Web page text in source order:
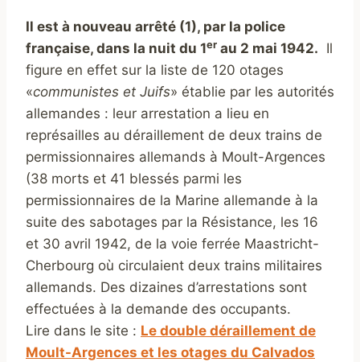
Il est à nouveau arrêté (1), par la police
française, dans la nuit du 1er au 2 mai 1942. Il
figure en effet sur la liste de 120 otages
«communistes et Juifs» établie par les autorités
allemandes : leur arrestation a lieu en
représailles au déraillement de deux trains de
permissionnaires allemands à Moult-Argences
(38 morts et 41 blessés parmi les
permissionnaires de la Marine allemande à la
suite des sabotages par la Résistance, les 16
et 30 avril 1942, de la voie ferrée Maastricht-
Cherbourg où circulaient deux trains militaires
allemands. Des dizaines d’arrestations sont
effectuées à la demande des occupants.
Lire dans le site : Le double déraillement de
Moult-Argences et les otages du Calvados